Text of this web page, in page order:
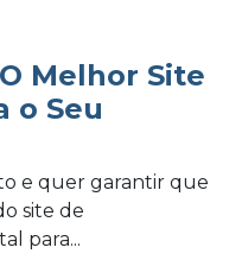
Melhor Site
o Seu
e quer garantir que
site de
para...